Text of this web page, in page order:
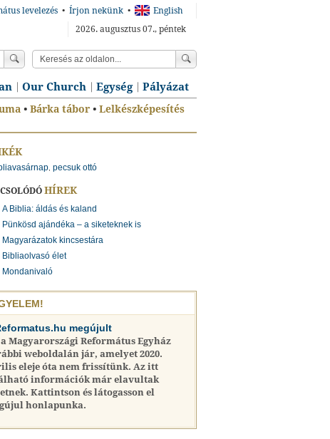
levelezés • Írjon nekünk •
English
2026. augusztus 07., péntek
Our Church Egység Pályázat
• Bárka tábor • Lelkészképesítés
, pecsuk ottó
HÍREK
A Biblia: áldás és kaland
Pünkösd ajándéka – a siketeknek is
Magyarázatok kincsestára
Bibliaolvasó élet
Mondanivaló
megújult
Magyarországi Református Egyház
weboldalán jár, amelyet 2020.
eleje óta nem frissítünk. Az itt
információk már elavultak
Kattintson és látogasson el
honlapunka.